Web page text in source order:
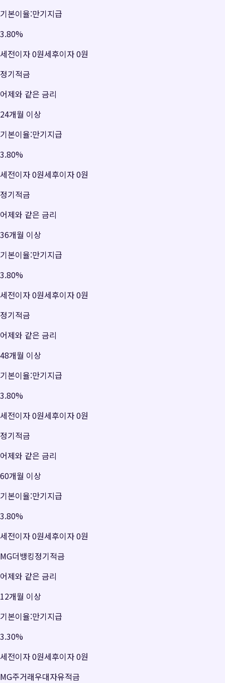
기본이율:만기지급
3.80%
세전이자0원세후이자0원
정기적금
어제와 같은 금리
24개월 이상
기본이율:만기지급
3.80%
세전이자0원세후이자0원
정기적금
어제와 같은 금리
36개월 이상
기본이율:만기지급
3.80%
세전이자0원세후이자0원
정기적금
어제와 같은 금리
48개월 이상
기본이율:만기지급
3.80%
세전이자0원세후이자0원
정기적금
어제와 같은 금리
60개월 이상
기본이율:만기지급
3.80%
세전이자0원세후이자0원
MG더뱅킹정기적금
어제와 같은 금리
12개월 이상
기본이율:만기지급
3.30%
세전이자0원세후이자0원
MG주거래우대자유적금